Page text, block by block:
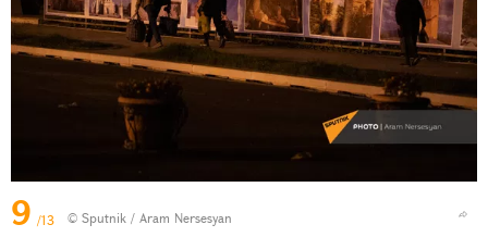
9 /13 © Sputnik / Aram Nersesyan